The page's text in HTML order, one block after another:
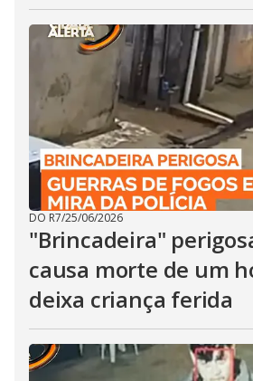
DO R7/25/06/2026
"Brincadeira"
causa morte de um
deixa criança ferida